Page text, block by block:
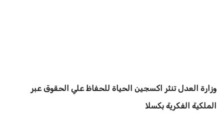
وزارة العدل تنثر اكسجين الحياة للحفاظ علي الحقوق عبر
الملكية الفكرية بكسلا